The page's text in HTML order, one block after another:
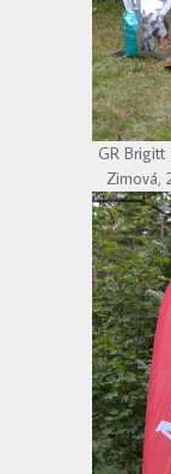
GR Brigitt
Zimová,